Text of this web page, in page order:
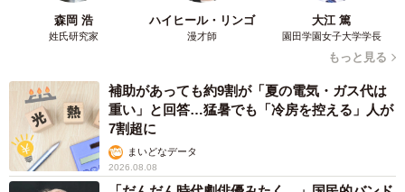
た義母が、なぜかこう一言。
えっ！？見た！？いや、見たよね！？めちゃくちゃ心臓止
まりかけました。でも、そのあと義母が「もっと明るいと
ころに飾ったらいいのに」ってサラッと言ってくれて。…
え？推し、受け入れられてる！？って逆に動揺しました
森岡 浩
姓氏研究家
ハイヒール・リンゴ
漫才師
大江 篤
園田学園女子大学学長
もっと見る
補助があっても約9割が「夏の電気・ガス代は
重い」と回答…猛暑でも「冷房を控える」人が
7割超に
まいどなデータ
2026.08.08